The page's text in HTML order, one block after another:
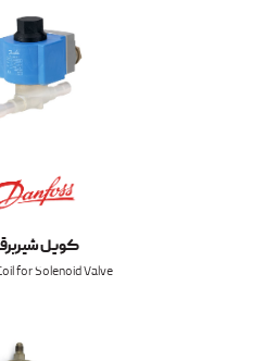
کویل
for Solenoid Valve